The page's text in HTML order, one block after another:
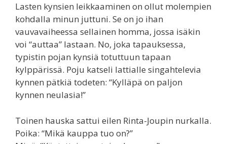
Lasten kynsien leikkaaminen on ollut molempien
kohdalla minun juttuni. Se on jo ihan
vauvavaiheessa sellainen homma, jossa isäkin
voi “auttaa” lastaan. No, joka tapauksessa,
typistin pojan kynsiä totuttuun tapaan
kylppärissä. Poju katseli lattialle singahtelevia
kynnen pätkiä todeten: “Kylläpä on paljon
kynnen neulasia!”
Toinen hauska sattui eilen Rinta-Joupin nurkalla.
Poika: “Mikä kauppa tuo on?”